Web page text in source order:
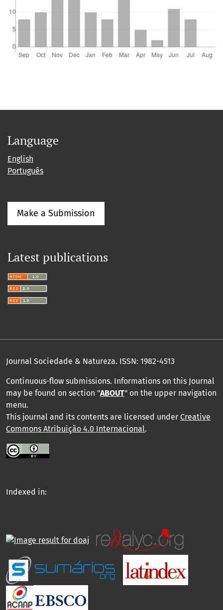
Language
English
Português
Make a Submission
Latest publications
Journal Sociedade & Natureza. ISSN: 1982-4513
Continuous-flow submissions. Informations on this Journal
may be found on section "ABOUT" on the upper navigation
menu.
This journal and its contents are licensed under Creative
Commons Atribuição 4.0 Internacional.
Indexed in: